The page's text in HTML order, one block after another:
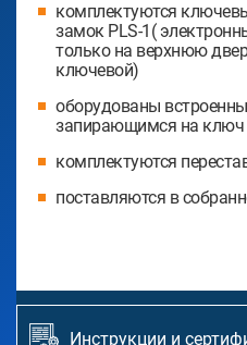
комплектуются
замок PLS-1(
только на верхнюю
ключевой)
оборудованы
запирающимся на ключ
комплектуются
поставляются в
Инструкции и